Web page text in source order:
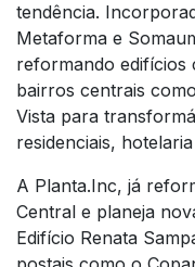
tendência.
Metaforma e
reformando edifícios
bairros centrais
Vista para
residenciais,
A Planta.Inc, já
Central e planeja
Edifício Renata